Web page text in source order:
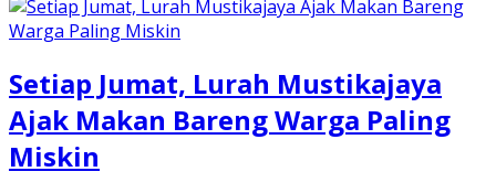
Setiap Jumat, Lurah Mustikajaya
Ajak Makan Bareng Warga Paling
Miskin